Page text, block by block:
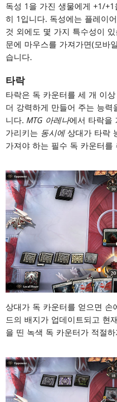
독성 1을 가진 생물에게 +1/
히 1입니다. 독성에는 플레이
것 외에도 몇 가지 특수성이
문에 마우스를 가져가면(모바
습니다.
타락
타락은 독 카운터를 세 개 이
더 강력하게 만들어 주는 능력
니다.MTG 아레나에서 타락을
가리키는 동시에상대가 타락
가져야 하는 필수 독 카운터를
상대가 독 카운터를 얻으면
드의 배지가 업데이트되고 현
을 띤 녹색 독 카운터가 적절